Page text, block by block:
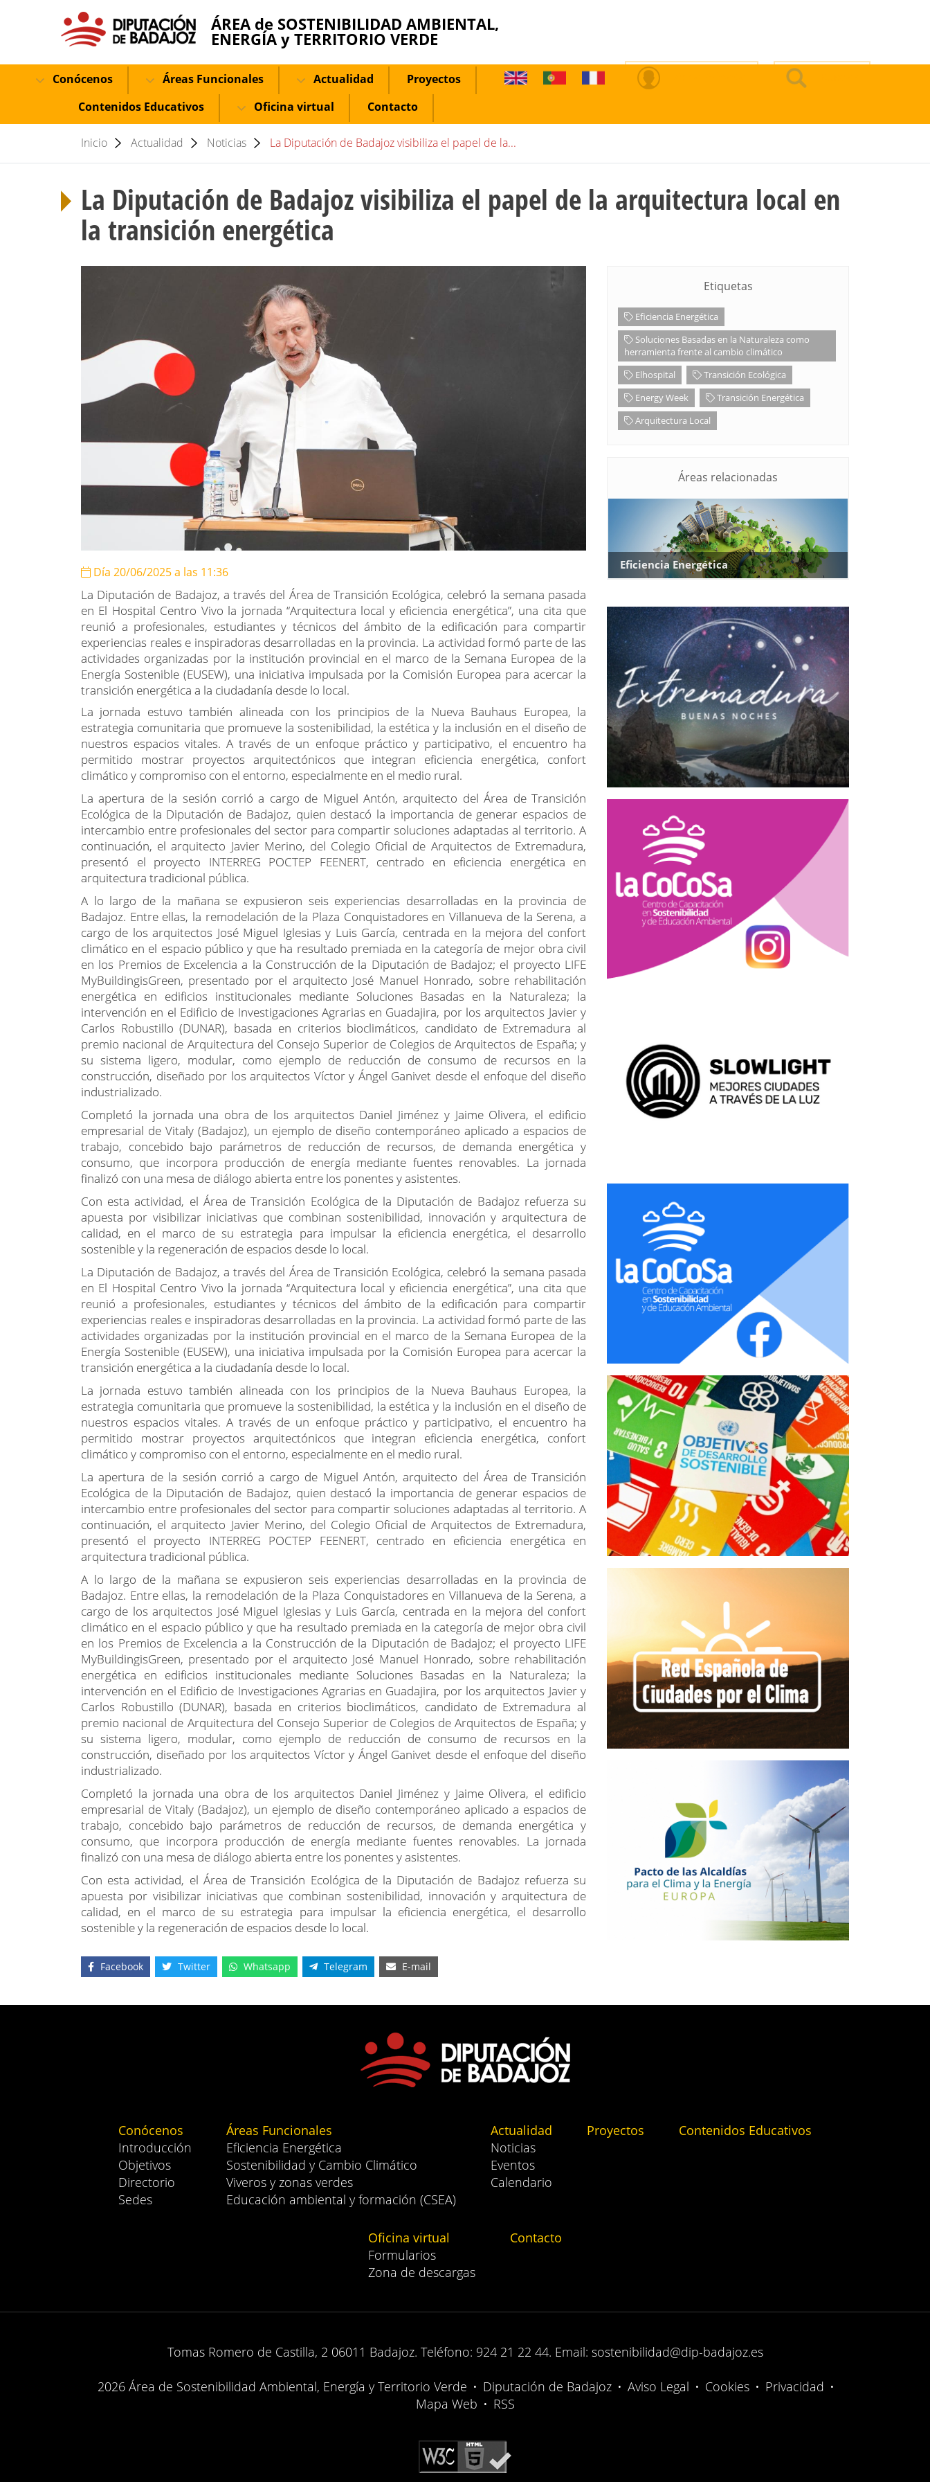
ÁREA de SOSTENIBILIDAD AMBIENTAL,
ENERGÍA y TERRITORIO VERDE
Conócenos Áreas Funcionales Actualidad
Proyectos
Contenidos Educativos
Oficina virtual Contacto
Inicio Actualidad Noticias La Diputación de Badajoz visibiliza el papel de la...
La Diputación de Badajoz visibiliza el papel de la arquitectura local en
la transición energética
Día 20/06/2025 a las 11:36
La Diputación de Badajoz, a través del Área de Transición Ecológica, celebró la semana pasada
en El Hospital Centro Vivo la jornada “Arquitectura local y eficiencia energética”, una cita que
reunió a profesionales, estudiantes y técnicos del ámbito de la edificación para compartir
experiencias reales e inspiradoras desarrolladas en la provincia. La actividad formó parte de las
actividades organizadas por la institución provincial en el marco de la Semana Europea de la
Energía Sostenible (EUSEW), una iniciativa impulsada por la Comisión Europea para acercar la
transición energética a la ciudadanía desde lo local.
La jornada estuvo también alineada con los principios de la Nueva Bauhaus Europea, la
estrategia comunitaria que promueve la sostenibilidad, la estética y la inclusión en el diseño de
nuestros espacios vitales. A través de un enfoque práctico y participativo, el encuentro ha
permitido mostrar proyectos arquitectónicos que integran eficiencia energética, confort
climático y compromiso con el entorno, especialmente en el medio rural.
La apertura de la sesión corrió a cargo de Miguel Antón, arquitecto del Área de Transición
Ecológica de la Diputación de Badajoz, quien destacó la importancia de generar espacios de
intercambio entre profesionales del sector para compartir soluciones adaptadas al territorio. A
continuación, el arquitecto Javier Merino, del Colegio Oficial de Arquitectos de Extremadura,
presentó el proyecto INTERREG POCTEP FEENERT, centrado en eficiencia energética en
arquitectura tradicional pública.
A lo largo de la mañana se expusieron seis experiencias desarrolladas en la provincia de
Badajoz. Entre ellas, la remodelación de la Plaza Conquistadores en Villanueva de la Serena, a
cargo de los arquitectos José Miguel Iglesias y Luis García, centrada en la mejora del confort
climático en el espacio público y que ha resultado premiada en la categoría de mejor obra civil
en los Premios de Excelencia a la Construcción de la Diputación de Badajoz; el proyecto LIFE
MyBuildingisGreen, presentado por el arquitecto José Manuel Honrado, sobre rehabilitación
energética en edificios institucionales mediante Soluciones Basadas en la Naturaleza; la
intervención en el Edificio de Investigaciones Agrarias en Guadajira, por los arquitectos Javier y
Carlos Robustillo (DUNAR), basada en criterios bioclimáticos, candidato de Extremadura al
premio nacional de Arquitectura del Consejo Superior de Colegios de Arquitectos de España; y
su sistema ligero, modular, como ejemplo de reducción de consumo de recursos en la
construcción, diseñado por los arquitectos Víctor y Ángel Ganivet desde el enfoque del diseño
industrializado.
Completó la jornada una obra de los arquitectos Daniel Jiménez y Jaime Olivera, el edificio
empresarial de Vitaly (Badajoz), un ejemplo de diseño contemporáneo aplicado a espacios de
trabajo, concebido bajo parámetros de reducción de recursos, de demanda energética y
consumo, que incorpora producción de energía mediante fuentes renovables. La jornada
finalizó con una mesa de diálogo abierta entre los ponentes y asistentes.
Con esta actividad, el Área de Transición Ecológica de la Diputación de Badajoz refuerza su
apuesta por visibilizar iniciativas que combinan sostenibilidad, innovación y arquitectura de
calidad, en el marco de su estrategia para impulsar la eficiencia energética, el desarrollo
sostenible y la regeneración de espacios desde lo local.
La Diputación de Badajoz, a través del Área de Transición Ecológica, celebró la semana pasada
en El Hospital Centro Vivo la jornada “Arquitectura local y eficiencia energética”, una cita que
reunió a profesionales, estudiantes y técnicos del ámbito de la edificación para compartir
experiencias reales e inspiradoras desarrolladas en la provincia. La actividad formó parte de las
actividades organizadas por la institución provincial en el marco de la Semana Europea de la
Energía Sostenible (EUSEW), una iniciativa impulsada por la Comisión Europea para acercar la
transición energética a la ciudadanía desde lo local.
La jornada estuvo también alineada con los principios de la Nueva Bauhaus Europea, la
estrategia comunitaria que promueve la sostenibilidad, la estética y la inclusión en el diseño de
nuestros espacios vitales. A través de un enfoque práctico y participativo, el encuentro ha
permitido mostrar proyectos arquitectónicos que integran eficiencia energética, confort
climático y compromiso con el entorno, especialmente en el medio rural.
La apertura de la sesión corrió a cargo de Miguel Antón, arquitecto del Área de Transición
Ecológica de la Diputación de Badajoz, quien destacó la importancia de generar espacios de
intercambio entre profesionales del sector para compartir soluciones adaptadas al territorio. A
continuación, el arquitecto Javier Merino, del Colegio Oficial de Arquitectos de Extremadura,
presentó el proyecto INTERREG POCTEP FEENERT, centrado en eficiencia energética en
arquitectura tradicional pública.
A lo largo de la mañana se expusieron seis experiencias desarrolladas en la provincia de
Badajoz. Entre ellas, la remodelación de la Plaza Conquistadores en Villanueva de la Serena, a
cargo de los arquitectos José Miguel Iglesias y Luis García, centrada en la mejora del confort
climático en el espacio público y que ha resultado premiada en la categoría de mejor obra civil
en los Premios de Excelencia a la Construcción de la Diputación de Badajoz; el proyecto LIFE
MyBuildingisGreen, presentado por el arquitecto José Manuel Honrado, sobre rehabilitación
energética en edificios institucionales mediante Soluciones Basadas en la Naturaleza; la
intervención en el Edificio de Investigaciones Agrarias en Guadajira, por los arquitectos Javier y
Carlos Robustillo (DUNAR), basada en criterios bioclimáticos, candidato de Extremadura al
premio nacional de Arquitectura del Consejo Superior de Colegios de Arquitectos de España; y
su sistema ligero, modular, como ejemplo de reducción de consumo de recursos en la
construcción, diseñado por los arquitectos Víctor y Ángel Ganivet desde el enfoque del diseño
industrializado.
Completó la jornada una obra de los arquitectos Daniel Jiménez y Jaime Olivera, el edificio
empresarial de Vitaly (Badajoz), un ejemplo de diseño contemporáneo aplicado a espacios de
trabajo, concebido bajo parámetros de reducción de recursos, de demanda energética y
consumo, que incorpora producción de energía mediante fuentes renovables. La jornada
finalizó con una mesa de diálogo abierta entre los ponentes y asistentes.
Con esta actividad, el Área de Transición Ecológica de la Diputación de Badajoz refuerza su
apuesta por visibilizar iniciativas que combinan sostenibilidad, innovación y arquitectura de
calidad, en el marco de su estrategia para impulsar la eficiencia energética, el desarrollo
sostenible y la regeneración de espacios desde lo local.
Facebook Twitter Whatsapp Telegram E-mail
Etiquetas
Eficiencia Energética
Soluciones Basadas en la Naturaleza como
herramienta frente al cambio climático
Elhospital
Transición Ecológica
Energy Week
Transición Energética
Arquitectura Local
Áreas relacionadas
Eficiencia Energética
Conócenos
Introducción
Objetivos
Directorio
Sedes
Áreas Funcionales
Eficiencia Energética
Sostenibilidad y Cambio Climático
Viveros y zonas verdes
Educación ambiental y formación (CSEA)
Actualidad
Noticias
Eventos
Calendario
Proyectos Contenidos Educativos
Oficina virtual
Formularios
Zona de descargas
Contacto
Tomas Romero de Castilla, 2 06011 Badajoz. Teléfono: 924 21 22 44. Email: sostenibilidad@dip-badajoz.es
2026 Área de Sostenibilidad Ambiental, Energía y Territorio Verde • Diputación de Badajoz • Aviso Legal • Cookies • Privacidad •
Mapa Web • RSS